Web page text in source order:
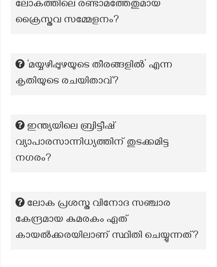
ലോകത്തിലെ രണ്ടാമത്തേതുമായ
ക്രൈസ്തവ സമ്മേളനം?
‘മയ്യഴിപ്പുഴയുടെ തീരങ്ങളിൽ’ എന്ന
കൃതിയുടെ രചയിതാവ്?
ഇന്ത്യയിലെ ബ്രിട്ടീഷ്
വ്യാപാരസാന്നിധ്യത്തിന് തുടക്കമിട്ട
നഗരം?
ലോക പ്രശസ്ത വിനോദ സഞ്ചാര
കേന്ദ്രമായ കുമരകം ഏത്
കായൽക്കരയിലാണ് സ്ഥിതി ചെയ്യുന്നത്?